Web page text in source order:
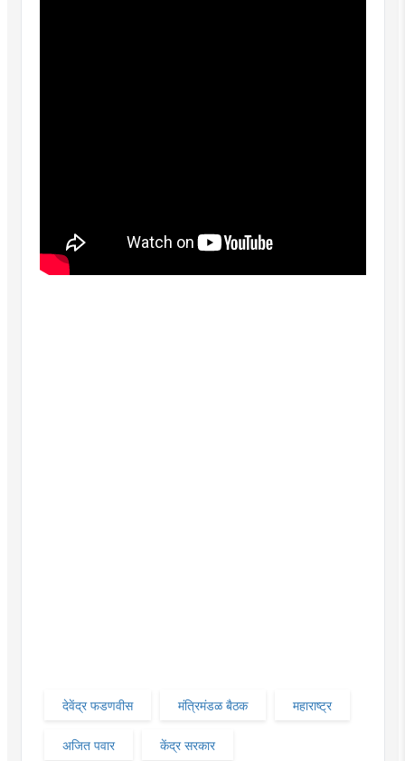
देवेंद्र फडणवीस मंत्रिमंडळ बैठक महाराष्ट्र
अजित पवार केंद्र सरकार